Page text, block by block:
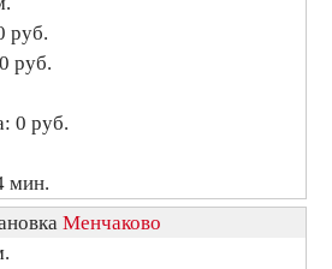
руб.
руб.
0 руб.
мин.
Менчаково